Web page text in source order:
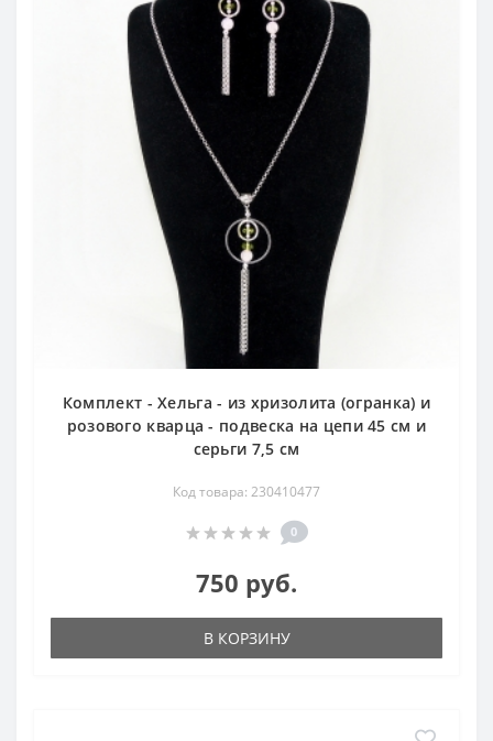
Комплект - Хельга - из хризолита (огранка) и
розового кварца - подвеска на цепи 45 см и
серьги 7,5 см
Код товара: 230410477
0
750 руб.
В КОРЗИНУ